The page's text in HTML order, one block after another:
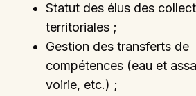
Statut des élus des
territoriales ;
Gestion des transferts de
compétences (eau et
voirie, etc.) ;